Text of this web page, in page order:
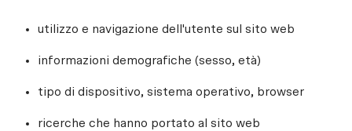
utilizzo e navigazione dell'utente sul sito web
informazioni demografiche (sesso, età)
tipo di dispositivo, sistema operativo, browser
ricerche che hanno portato al sito web